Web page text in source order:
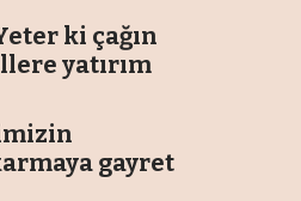
ki çağın
yatırım
gayret